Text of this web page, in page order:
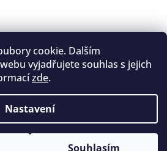
cookie. Dalším
vyjadřujete souhlas s jejich
zde.
Nastavení
Souhlasím
2026 Flybike studio. Všechna práva